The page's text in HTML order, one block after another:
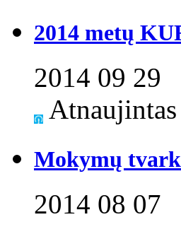
2014 metų
2014 09 29
Mokymų
2014 08 07